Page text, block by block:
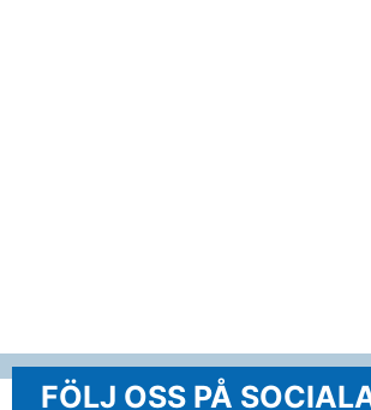
FÖLJ OSS PÅ